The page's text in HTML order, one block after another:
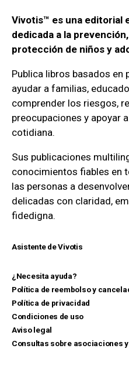
Vivotis™ es una editorial
dedicada a la
protección de niños y
Publica libros basados en
ayudar a familias,
comprender los riesgos,
preocupaciones y apoyar
cotidiana.
Sus publicaciones
conocimientos fiables en
las personas a
delicadas con claridad,
fidedigna.
Asistente de Vivotis
¿Necesita ayuda?
Política de reembolso y
Política de privacidad
Condiciones de uso
Aviso legal
Consultas sobre asociaciones